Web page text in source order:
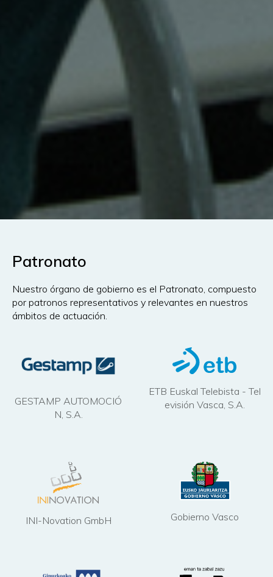
Patronato
Nuestro órgano de gobierno es el Patronato, compuesto
por patronos representativos y relevantes en nuestros
ámbitos de actuación.
GESTAMP AUTOMOCIÓ
N, S.A.
ETB Euskal Telebista - Tel
evisión Vasca, S.A.
INI-Novation GmbH Gobierno Vasco